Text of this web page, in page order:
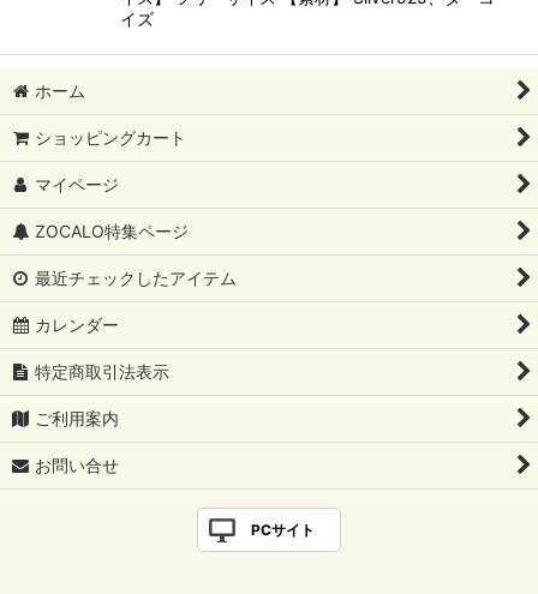
イズ
ホーム
ショッピングカート
マイページ
ZOCALO特集ページ
最近チェックしたアイテム
カレンダー
特定商取引法表示
ご利用案内
お問い合せ
PCサイト